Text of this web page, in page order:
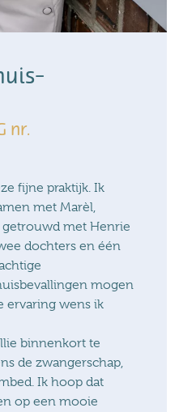
nr.
fijne praktijk. Ik
met Marèl,
met Henrie
dochters en één
mogen
ervaring wens ik
binnenkort te
de zwangerschap,
Ik hoop dat
op een mooie